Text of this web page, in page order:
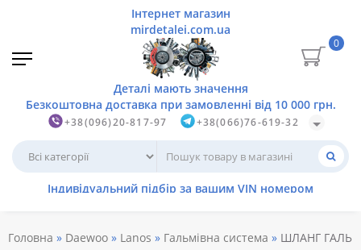
+38(096)20-817-97 +38(066)76-619-32
0
Головна Daewoo Lanos Гальмівна система ШЛАНГ